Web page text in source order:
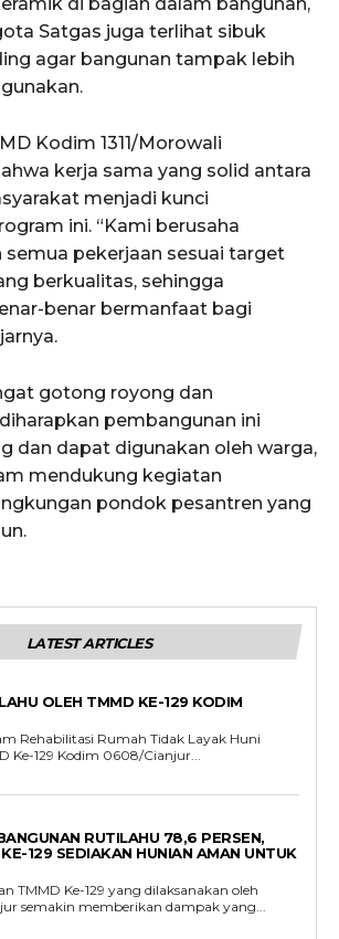
Satgas juga terlihat sibuk
agar bangunan tampak lebih
Kodim 1311/Morowali
kerja sama yang solid antara
menjadi kunci
ini. “Kami berusaha
semua pekerjaan sesuai target
berkualitas, sehingga
benar bermanfaat bagi
gotong royong dan
pembangunan ini
dan dapat digunakan oleh warga,
mendukung kegiatan
pondok pesantren yang
LATEST ARTICLES
OLEH TMMD KE-129 KODIM
Rehabilitasi Rumah Tidak Layak Huni
Ke-129 Kodim 0608/Cianjur...
RUTILAHU 78,6 PERSEN,
129 SEDIAKAN HUNIAN AMAN UNTUK
TMMD Ke-129 yang dilaksanakan oleh
semakin memberikan dampak yang...